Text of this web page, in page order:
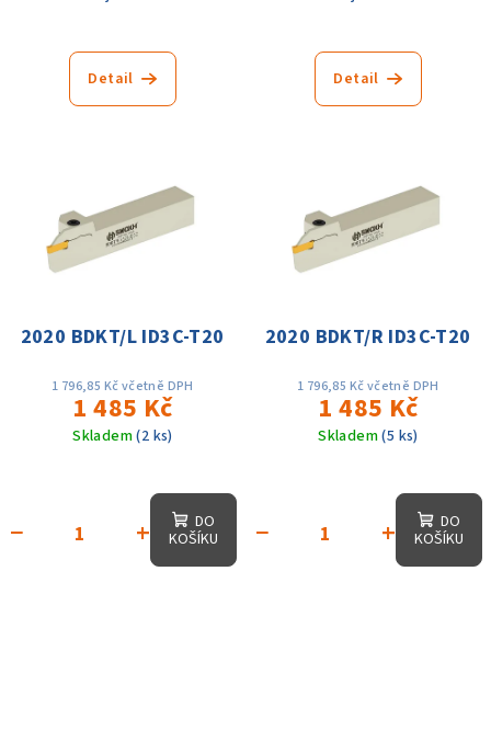
Detail Detail
2020 BDKT/L ID3C-T20
1 796,85 Kč včetně DPH
1 485 Kč
Skladem(2 ks)
+
−
DO
KOŠÍKU
2020 BDKT/R ID3C-T20
1 796,85 Kč včetně DPH
1 485 Kč
Skladem(5 ks)
+
−
DO
KOŠÍKU